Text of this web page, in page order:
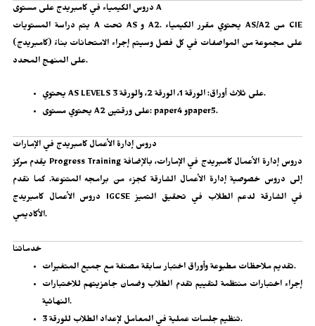
دروس الكيمياء في كامبريدج على مستوى A
يتم دراسة المستويات A تحت AS و A2. يحتوي مقرر الكيمياء AS/A2 من CIE
(كامبريدج) على مجموعة من المواصفات في كل فصل وسيتم إجراء الامتحانات بناءً
على المنهج المحدد.
يحتوي AS LEVELS على ثلاث أوراق: الورقة 1، الورقة 2، والورقة 3.
يحتوي مستوى A2 على ورقتين: paper4 وpaper5.
دروس إدارة الأعمال كامبريدج في الإمارات
يقدم مركز Progress Training
دروس إدارة الأعمال كامبريدج في الإمارات، بالإضافة
إلى دروس خصوصية إدارة الأعمال الشارقة كجزء من برامجه المتنوعة. كما نقدم
دروس الأعمال كامبريدج IGCSE في الشارقة لدعم الطلاب في تحقيق التميز
الأكاديمي.
خدماتنا
تقديم ملاحظات مطبوعة وأوراق اختبار سابقة مصنفة مع جميع المتغيرات.
إجراء اختبارات منتظمة لتقييم تقدم الطلاب وضمان جاهزيتهم للاختبارات
النهائية.
تنظيم جلسات عملية في المعامل لإعداد الطلاب للورقة 3.